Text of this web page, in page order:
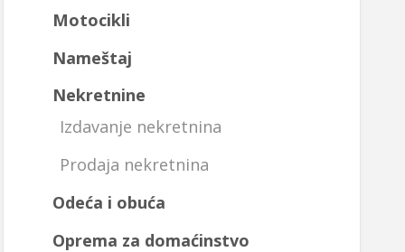
Motocikli
Nameštaj
Nekretnine
Izdavanje nekretnina
Prodaja nekretnina
Odeća i obuća
Oprema za domaćinstvo